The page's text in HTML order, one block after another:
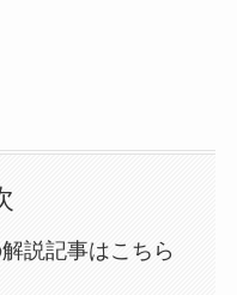
説記事はこちら